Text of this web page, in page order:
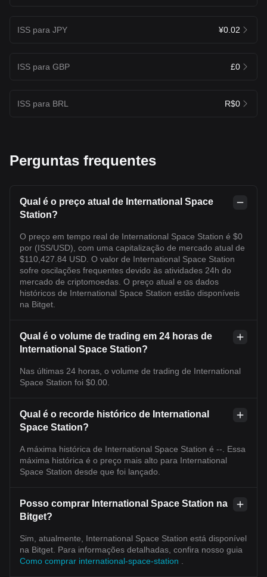
ISS para JPY ¥0.02
ISS para GBP £0
ISS para BRL R$0
Perguntas frequentes
Qual é o preço atual de International Space
Station?
O preço em tempo real de International Space Station é $0
por (ISS/USD), com uma capitalização de mercado atual de
$110,427.84 USD. O valor de International Space Station
sofre oscilações frequentes devido às atividades 24h do
mercado de criptomoedas. O preço atual e os dados
históricos de International Space Station estão disponíveis
na Bitget.
Qual é o volume de trading em 24 horas de
International Space Station?
Nas últimas 24 horas, o volume de trading de International
Space Station foi $0.00.
Qual é o recorde histórico de International
Space Station?
A máxima histórica de International Space Station é --. Essa
máxima histórica é o preço mais alto para International
Space Station desde que foi lançado.
Posso comprar International Space Station na
Bitget?
Sim, atualmente, International Space Station está disponível
na Bitget. Para informações detalhadas, confira nosso guia
Como comprar international-space-station